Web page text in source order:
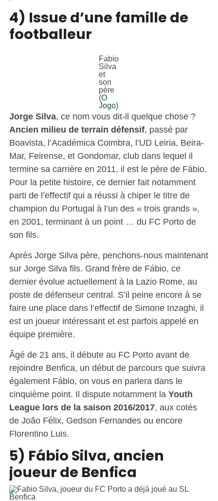
4) Issue d’une famille de
footballeur
Fabio
Silva
et
son
père
(O
Jogo)
Jorge Silva, ce nom vous dit-il quelque chose ?
Ancien milieu de terrain défensif, passé par
Boavista, l’Académica Coimbra, l’UD Leiria, Beira-
Mar, Feirense, et Gondomar, club dans lequel il
termine sa carrière en 2011, il est le père de Fábio.
Pour la petite histoire, ce dernier fait notamment
parti de l’effectif qui a réussi à chiper le titre de
champion du Portugal à l’un des « trois grands »,
en 2001, terminant à un point … du FC Porto de
son fils.
Après Jorge Silva père, penchons-nous maintenant
sur Jorge Silva fils. Grand frère de Fábio, ce
dernier évolue actuellement à la Lazio Rome, au
poste de défenseur central. S’il peine encore à se
faire une place dans l’effectif de Simone Inzaghi, il
est un joueur intéressant et est parfois appelé en
équipe première.
Âgé de 21 ans, il débute au FC Porto avant de
rejoindre Benfica, un début de parcours que suivra
également Fábio, on vous en parlera dans le
cinquième point. Il dispute notamment la Youth
League lors de la saison 2016/2017, aux cotés
de João Félix, Gedson Fernandes ou encore
Florentino Luis.
5) Fábio Silva, ancien
joueur de Benfica